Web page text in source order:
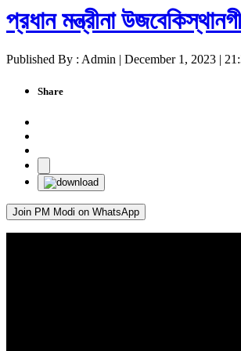
প্রধান মন্ত্রীনা
Published By : Admin | December 1, 2023 |
Share
Join PM Modi on WhatsApp